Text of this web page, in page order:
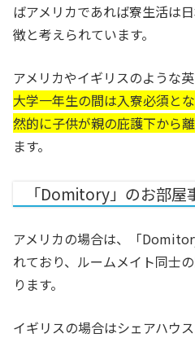
ばアメリカであれば寮生活は
徴と考えられています。
アメリカやイギリスのような
大学一年生の間は入寮必須と
然的に子供が親の庇護下から
ます。
「Domitory」のお部屋
アメリカの場合は、「
れており、ルームメイト同士
ります。
イギリスの場合はシェアハウ